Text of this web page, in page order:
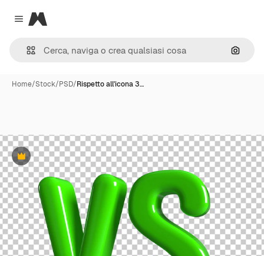
Close menu
Magnific
Cerca
Home/Stock/PSD/Rispetto all'icona 3…
Premium